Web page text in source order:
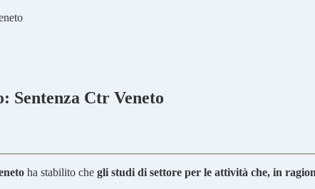
Sentenza Ctr Veneto
ha stabilito che gli studi di settore per le attività che, in